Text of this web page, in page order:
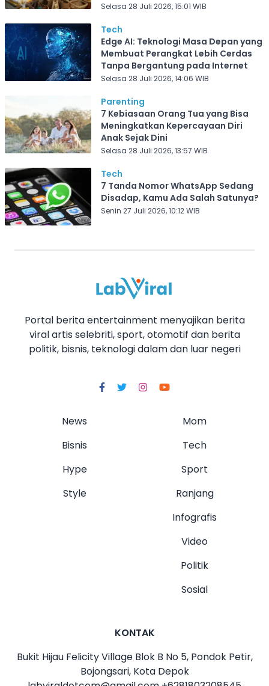
Selasa 28 Juli 2026, 15:01 WIB
Tech
Edge AI: Teknologi Masa Depan yang
Membuat Perangkat Lebih Cerdas
Tanpa Bergantung pada Internet
Selasa 28 Juli 2026, 14:06 WIB
Parenting
7 Kebiasaan Orang Tua yang Bisa
Meningkatkan Kepercayaan Diri
Anak Sejak Dini
Selasa 28 Juli 2026, 13:57 WIB
Tech
7 Tanda Nomor WhatsApp Sedang
Disadap, Kamu Ada Salah Satunya?
Senin 27 Juli 2026, 10:12 WIB
Portal berita entertainment menyajikan berita
viral artis selebriti, sport, otomotif dan berita
politik, bisnis, teknologi dalam dan luar negeri
News
Bisnis
Hype
Style
Mom
Tech
Sport
Ranjang
Infografis
Video
Politik
Sosial
KONTAK
Bukit Hijau Felicity Village Blok B No 5, Pondok Petir,
Bojongsari, Kota Depok